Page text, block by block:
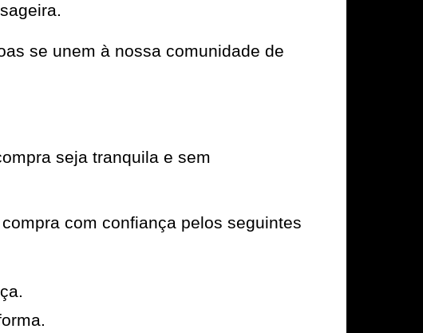
se unem à nossa comunidade de
seja tranquila e sem
com confiança pelos seguintes